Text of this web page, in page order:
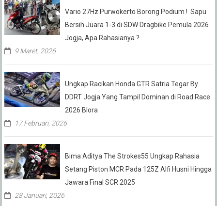
Vario 27Hz Purwokerto Borong Podium ! Sapu
Bersih Juara 1-3 di SDW Dragbike Pemula 2026
Jogja, Apa Rahasianya ?
9 Maret, 2026
Ungkap Racikan Honda GTR Satria Tegar By
DDRT Jogja Yang Tampil Dominan di Road Race
2026 Blora
17 Februari, 2026
Bima Aditya The Strokes55 Ungkap Rahasia
Setang Piston MCR Pada 125Z Alfi Husni Hingga
Jawara Final SCR 2025
28 Januari, 2026